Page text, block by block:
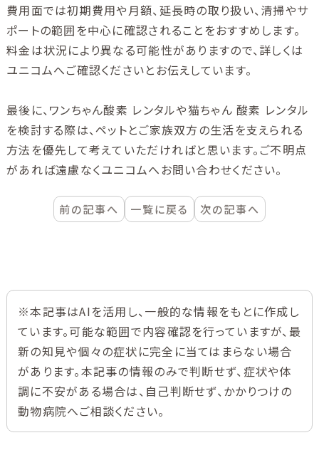
費用面では初期費用や月額、延長時の取り扱い、清掃やサ
ポートの範囲を中心に確認されることをおすすめします。
料金は状況により異なる可能性がありますので、詳しくは
ユニコムへご確認くださいとお伝えしています。
最後に、ワンちゃん酸素 レンタルや猫ちゃん 酸素 レンタル
を検討する際は、ペットとご家族双方の生活を支えられる
方法を優先して考えていただければと思います。ご不明点
があれば遠慮なくユニコムへお問い合わせください。
前の記事へ 一覧に戻る 次の記事へ
※本記事はAIを活用し、一般的な情報をもとに作成し
ています。可能な範囲で内容確認を行っていますが、最
新の知見や個々の症状に完全に当てはまらない場合
があります。本記事の情報のみで判断せず、症状や体
調に不安がある場合は、自己判断せず、かかりつけの
動物病院へご相談ください。